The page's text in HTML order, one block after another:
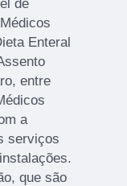
de
Enteral
entre
a
serviços
que são